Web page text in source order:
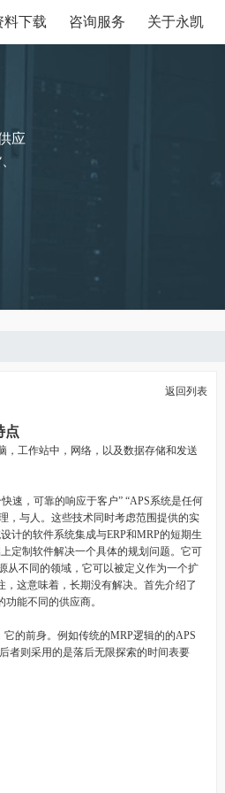
料下载 咨询服务 关于永凯
应
返回列表
点
工作站中，网络，以及数据存储和发送
，可靠的响应于客户” “APS系统是任何
，与人。这些技术同时考虑范围提供的实
计的软件系统集成与ERP和MRP的短期生
定制软件解决一个具体的规划问题。它可
从不同的领域，它可以被定义作为一个扩
这意味着，长期没有解决。首先介绍了
能不同的供应商。
的前身。例如传统的MRP逻辑的的APS
者则采用的是落后无限探索的时间表要